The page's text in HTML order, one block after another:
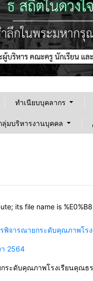
ทำเนียบบุคลากร
ลุ่มบริหารงานบุคคล
รพิจารณายกระดับคุณภาพ
2564
ระดับคุณภาพโรงเรียนคุณธ